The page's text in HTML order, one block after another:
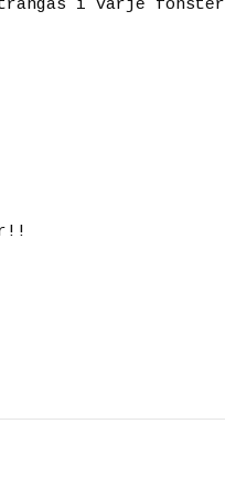
i varje fönster